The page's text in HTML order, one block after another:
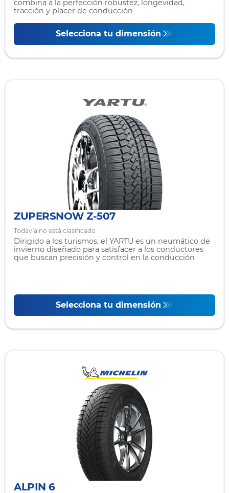
combina a la perfección robustez, longevidad,
tracción y placer de conducción
Selecciona tu dimensión
ZUPERSNOW Z-507
Todavía no está clasificado
Dirigido a los turismos, el YARTU es un neumático de
invierno diseñado para satisfacer a los conductores
que buscan precisión y control en la conducción
Selecciona tu dimensión
ALPIN 6